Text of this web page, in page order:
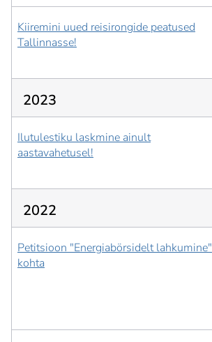
Kiiremini uued reisirongide peatused
Tallinnasse!
2023
Ilutulestiku laskmine ainult
aastavahetusel!
2022
Petitsioon "Energiabörsidelt lahkumine"
kohta